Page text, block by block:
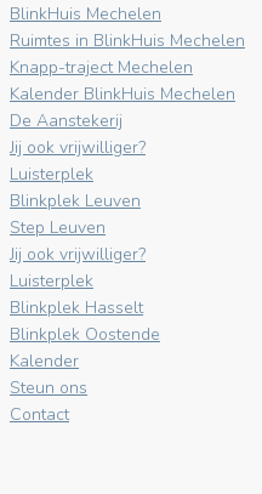
BlinkHuis Mechelen
Ruimtes in BlinkHuis Mechelen
Knapp-traject Mechelen
Kalender BlinkHuis Mechelen
De Aanstekerij
Jij ook vrijwilliger?
Luisterplek
Blinkplek Leuven
Step Leuven
Jij ook vrijwilliger?
Luisterplek
Blinkplek Hasselt
Blinkplek Oostende
Kalender
Steun ons
Contact